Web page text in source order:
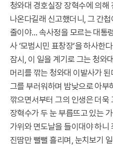
청와대 경호실장 장혁수에 의해
나온다길래 신고했더니, 그 간
줄이야… 속사정을 모르는 대통
사 ‘모범시민 표창장’을 하사한
잠시, 이 일을 계기로 그는 청와
머리를 깎는 청와대 이발사가
그를 부러워하며 밤낮으로 아부
깎으면서부터 그의 인생은 더욱
장혁수가 두 눈 부릅뜨고 있는
가위와 면도날을 들이대야 하니
진땀만 뻘뻘 흘리며, 눈치보기